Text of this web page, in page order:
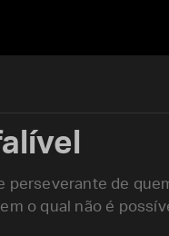
perseverante de
o qual não é